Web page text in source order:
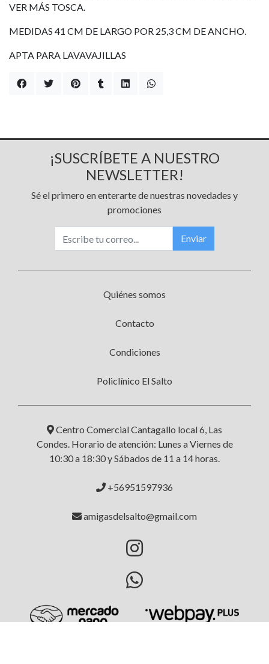
VER MÁS TOSCA.
MEDIDAS 41 CM DE LARGO POR 25,3 CM DE ANCHO.
APTA PARA LAVAVAJILLAS
¡SUSCRÍBETE A NUESTRO
NEWSLETTER!
Sé el primero en enterarte de nuestras novedades y
promociones
Enviar
Quiénes somos
Contacto
Condiciones
Policlínico El Salto
Centro Comercial Cantagallo local 6, Las
Condes. Horario de atención: Lunes a Viernes de
10:30 a 18:30 y Sábados de 11 a 14 horas.
+56951597936
amigasdelsalto@gmail.com